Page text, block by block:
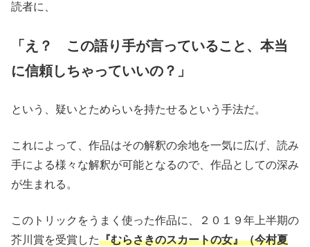
読者に、
「え？ この語り手が言っていること、本当
に信頼しちゃっていいの？」
という、疑いとためらいを持たせるという手法だ。
これによって、作品はその解釈の余地を一気に広げ、読み
手による様々な解釈が可能となるので、作品としての深み
が生まれる。
このトリックをうまく使った作品に、２０１９年上半期の
芥川賞を受賞した『むらさきのスカートの女』（今村夏